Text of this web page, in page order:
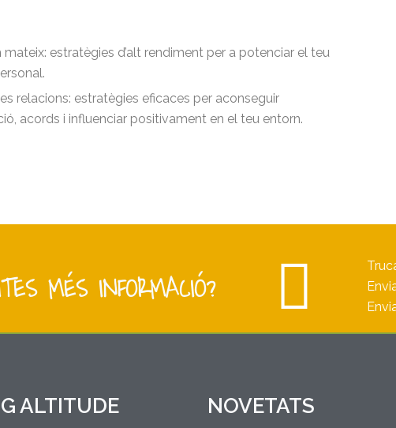
mateix: estratègies d’alt rendiment per a potenciar el teu
relacions: estratègies eficaces per aconseguir
acords i influenciar positivament en el teu entorn.
MÉS INFORMACIÓ?
ALTITUDE NOVETATS